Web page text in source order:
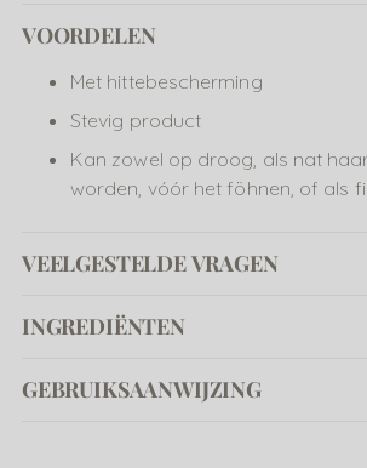
VOORDELEN
Met hittebescherming
Stevig product
Kan zowel op droog, als nat
worden, vóór het föhnen, of als
VEELGESTELDE VRAGEN
INGREDIËNTEN
GEBRUIKSAANWIJZING